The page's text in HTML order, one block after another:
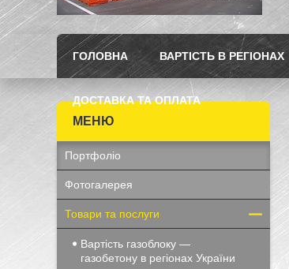
ГОЛОВНА ВАРТІСТЬ В РЕГІОНАХ
ДОСТАВКА ТА ОПЛАТА
Портфоліо
Фотогалерея
Товари та послуги
Вартість газоблоку —
газобетону в регіонах України